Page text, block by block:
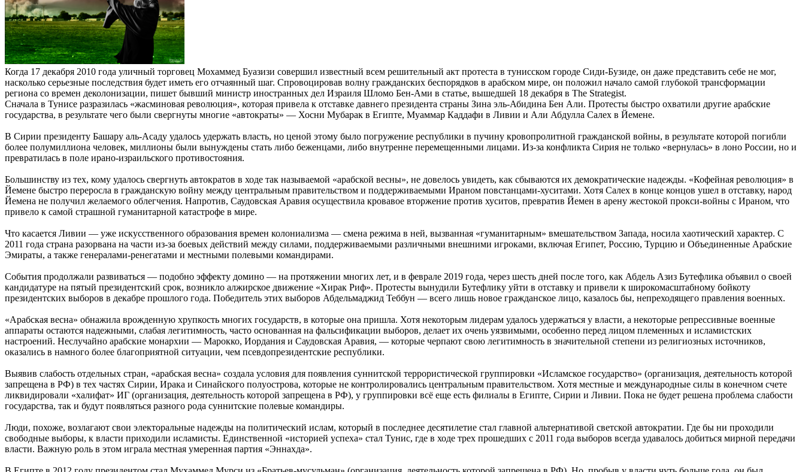
Когда 17 декабря 2010 года уличный торговец Мохаммед Буазизи совершил известный всем решительный акт протеста в тунисском городе Сиди-Бузиде, он даже представить себе не мог,
насколько серьезные последствия будет иметь его отчаянный шаг. Спровоцировав волну гражданских беспорядков в арабском мире, он положил начало самой глубокой трансформации
региона со времен деколонизации, пишет бывший министр иностранных дел Израиля Шломо Бен-Ами в статье, вышедшей 18 декабря в The Strategist.
Сначала в Тунисе разразилась «жасминовая революция», которая привела к отставке давнего президента страны Зина эль-Абидина Бен Али. Протесты быстро охватили другие арабские
государства, в результате чего были свергнуты многие «автократы» — Хосни Мубарак в Египте, Муаммар Каддафи в Ливии и Али Абдулла Салех в Йемене.
В Сирии президенту Башару аль-Асаду удалось удержать власть, но ценой этому было погружение республики в пучину кровопролитной гражданской войны, в результате которой погибли
более полумиллиона человек, миллионы были вынуждены стать либо беженцами, либо внутренне перемещенными лицами. Из-за конфликта Сирия не только «вернулась» в лоно России, но и
превратилась в поле ирано-израильского противостояния.
Большинству из тех, кому удалось свергнуть автократов в ходе так называемой «арабской весны», не довелось увидеть, как сбываются их демократические надежды. «Кофейная революция» в
Йемене быстро переросла в гражданскую войну между центральным правительством и поддерживаемыми Ираном повстанцами-хуситами. Хотя Салех в конце концов ушел в отставку, народ
Йемена не получил желаемого облегчения. Напротив, Саудовская Аравия осуществила кровавое вторжение против хуситов, превратив Йемен в арену жестокой прокси-войны с Ираном, что
привело к самой страшной гуманитарной катастрофе в мире.
Что касается Ливии — уже искусственного образования времен колониализма — смена режима в ней, вызванная «гуманитарным» вмешательством Запада, носила хаотический характер. С
2011 года страна разорвана на части из-за боевых действий между силами, поддерживаемыми различными внешними игроками, включая Египет, Россию, Турцию и Объединенные Арабские
Эмираты, а также генералами-ренегатами и местными полевыми командирами.
События продолжали развиваться — подобно эффекту домино — на протяжении многих лет, и в феврале 2019 года, через шесть дней после того, как Абдель Азиз Бутефлика объявил о своей
кандидатуре на пятый президентский срок, возникло алжирское движение «Хирак Риф». Протесты вынудили Бутефлику уйти в отставку и привели к широкомасштабному бойкоту
президентских выборов в декабре прошлого года. Победитель этих выборов Абдельмаджид Теббун — всего лишь новое гражданское лицо, казалось бы, непреходящего правления военных.
«Арабская весна» обнажила врожденную хрупкость многих государств, в которые она пришла. Хотя некоторым лидерам удалось удержаться у власти, а некоторые репрессивные военные
аппараты остаются надежными, слабая легитимность, часто основанная на фальсификации выборов, делает их очень уязвимыми, особенно перед лицом племенных и исламистских
настроений. Неслучайно арабские монархии — Марокко, Иордания и Саудовская Аравия, — которые черпают свою легитимность в значительной степени из религиозных источников,
оказались в намного более благоприятной ситуации, чем псевдопрезидентские республики.
Выявив слабость отдельных стран, «арабская весна» создала условия для появления суннитской террористической группировки «Исламское государство» (организация, деятельность которой
запрещена в РФ) в тех частях Сирии, Ирака и Синайского полуострова, которые не контролировались центральным правительством. Хотя местные и международные силы в конечном счете
ликвидировали «халифат» ИГ (организация, деятельность которой запрещена в РФ), у группировки всё еще есть филиалы в Египте, Сирии и Ливии. Пока не будет решена проблема слабости
государства, так и будут появляться разного рода суннитские полевые командиры.
Люди, похоже, возлагают свои электоральные надежды на политический ислам, который в последнее десятилетие стал главной альтернативой светской автократии. Где бы ни проходили
свободные выборы, к власти приходили исламисты. Единственной «историей успеха» стал Тунис, где в ходе трех прошедших с 2011 года выборов всегда удавалось добиться мирной передачи
власти. Важную роль в этом играла местная умеренная партия «Эннахда».